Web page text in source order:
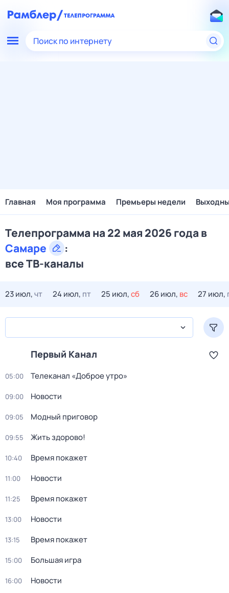
Поиск по интернету
Главная Моя программа Премьеры недели
Телепрограмма на 22 мая 2026 года в
Самаре
:
все ТВ-каналы
23 июл,чт 24 июл, пт 25 июл,сб 26 июл, вс 27 июл,
Первый Канал
05:00 Телеканал «Доброе утро»
09:00 Новости
09:05 Модный приговор
09:55 Жить здорово!
10:40 Время покажет
11:00 Новости
11:25 Время покажет
13:00 Новости
13:15 Время покажет
15:00 Большая игра
16:00 Новости